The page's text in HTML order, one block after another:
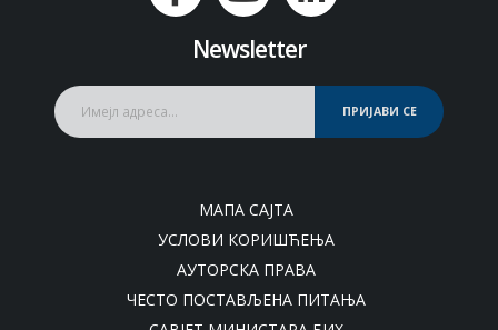
Newsletter
ПРИЈАВИ СЕ
МАПА САЈТА
УСЛОВИ КОРИШЋЕЊА
АУТОРСКА ПРАВА
ЧЕСТО ПОСТАВЉЕНА ПИТАЊА